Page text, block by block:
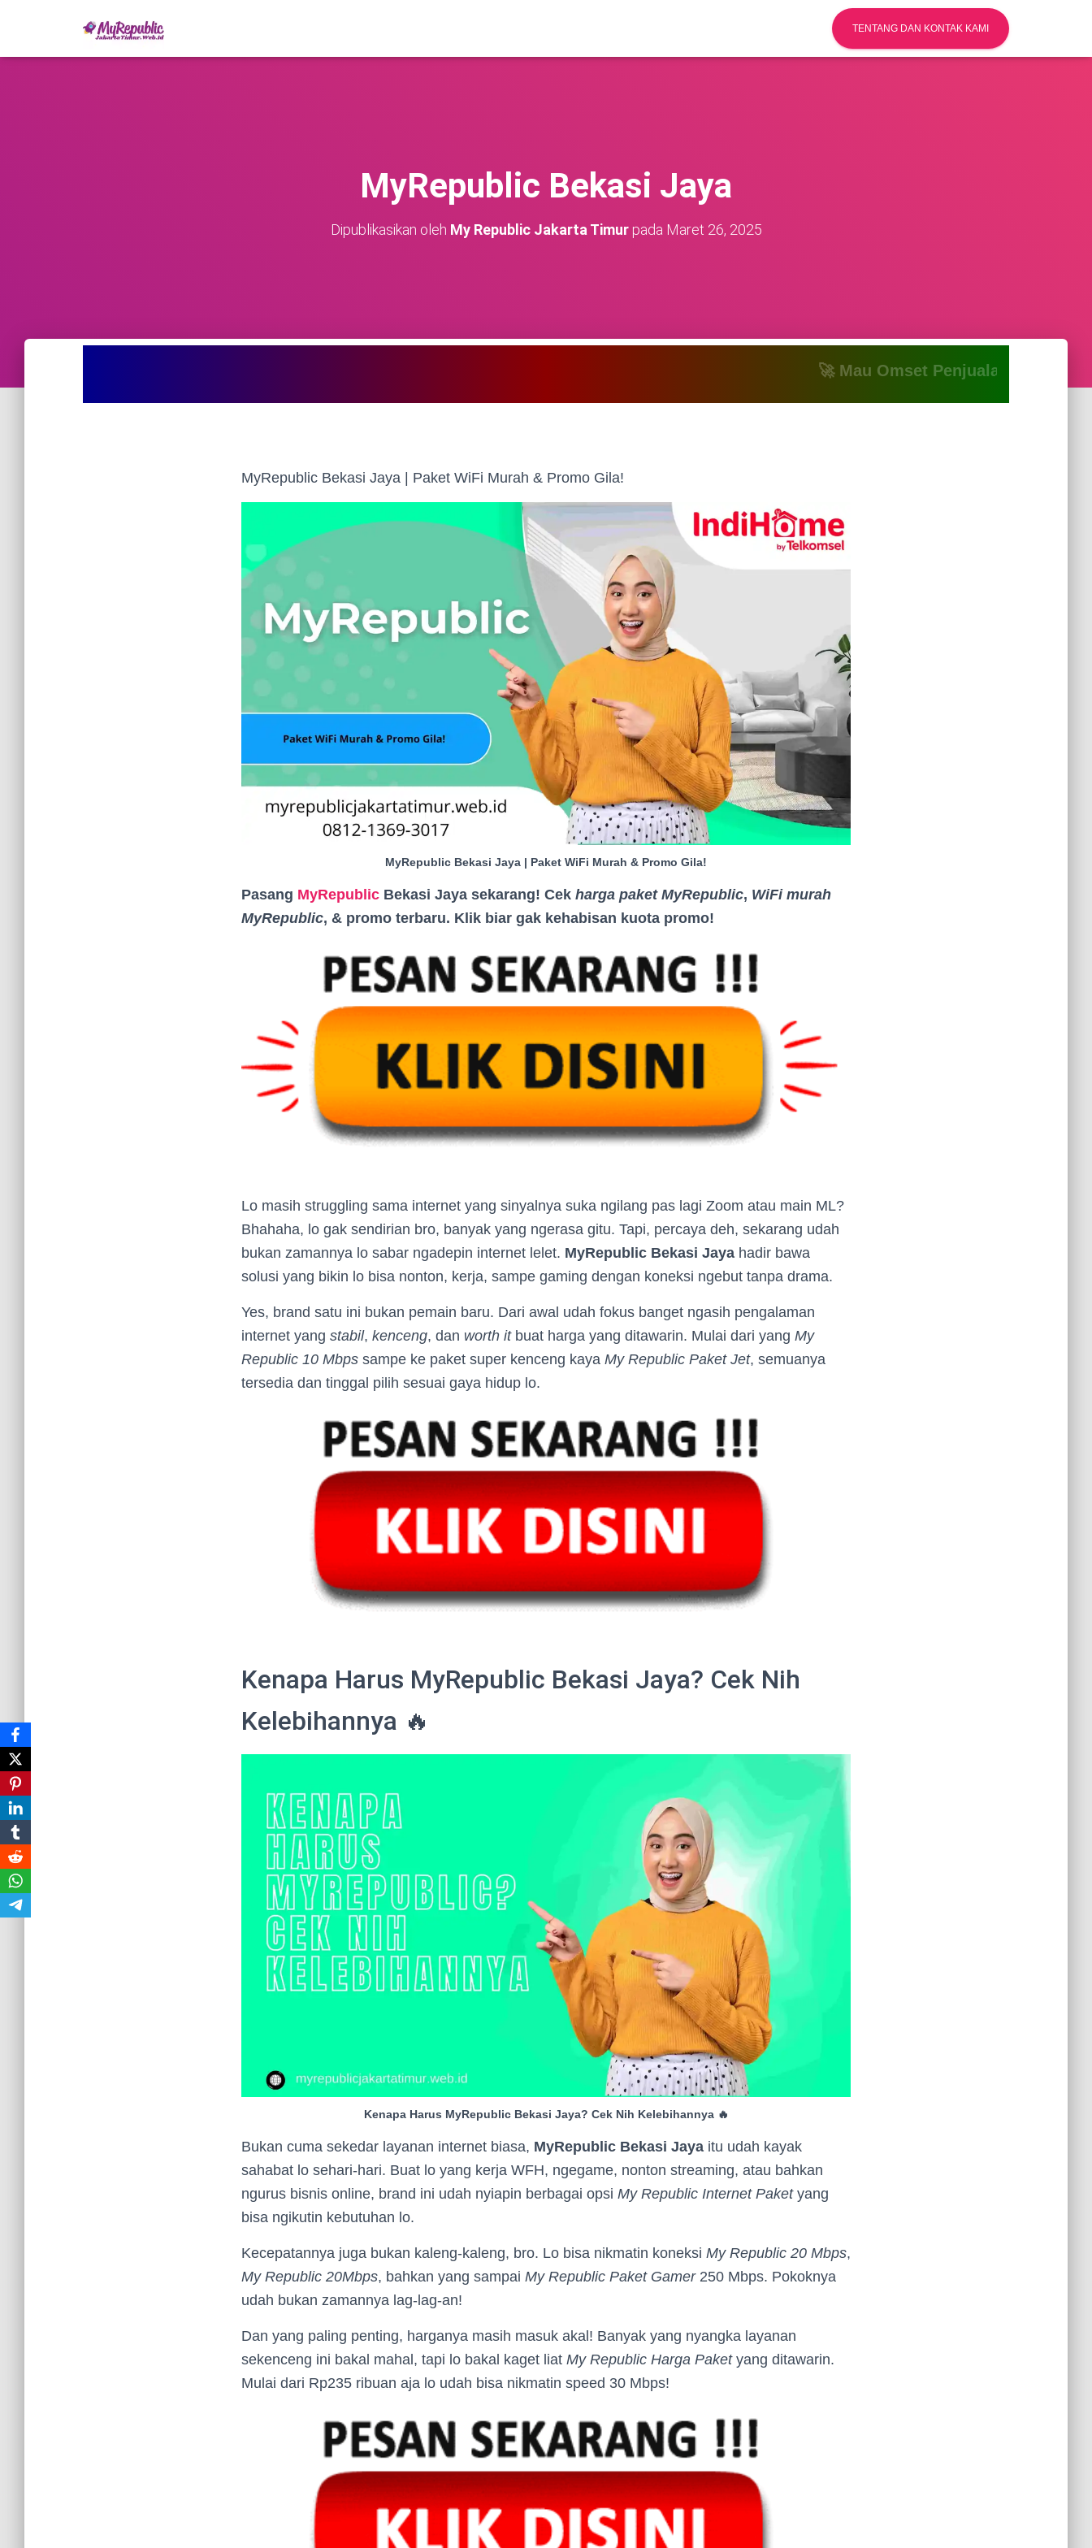
TENTANG DAN KONTAK KAMI
MyRepublic Bekasi Jaya
Dipublikasikan oleh My Republic Jakarta Timurpada Maret 26, 2025
🚀 Mau Omset Penjualan Naik? Atau
MyRepublic Bekasi Jaya | Paket WiFi Murah & Promo Gila!
MyRepublic Bekasi Jaya | Paket WiFi Murah & Promo Gila!
Pasang MyRepublic Bekasi Jaya sekarang! Cek harga paket MyRepublic, WiFi murah
MyRepublic, & promo terbaru. Klik biar gak kehabisan kuota promo!
Lo masih struggling sama internet yang sinyalnya suka ngilang pas lagi Zoom atau main ML?
Bhahaha, lo gak sendirian bro, banyak yang ngerasa gitu. Tapi, percaya deh, sekarang udah
bukan zamannya lo sabar ngadepin internet lelet. MyRepublic Bekasi Jaya hadir bawa
solusi yang bikin lo bisa nonton, kerja, sampe gaming dengan koneksi ngebut tanpa drama.
Yes, brand satu ini bukan pemain baru. Dari awal udah fokus banget ngasih pengalaman
internet yang stabil, kenceng, dan worth itbuat harga yang ditawarin. Mulai dari yang My
Republic 10 Mbps sampe ke paket super kenceng kaya My Republic Paket Jet, semuanya
tersedia dan tinggal pilih sesuai gaya hidup lo.
Kenapa Harus MyRepublic Bekasi Jaya? Cek Nih
Kelebihannya 🔥
Kenapa Harus MyRepublic Bekasi Jaya? Cek Nih Kelebihannya 🔥
Bukan cuma sekedar layanan internet biasa, MyRepublic Bekasi Jaya itu udah kayak
sahabat lo sehari-hari. Buat lo yang kerja WFH, ngegame, nonton streaming, atau bahkan
ngurus bisnis online, brand ini udah nyiapin berbagai opsi My Republic Internet Paketyang
bisa ngikutin kebutuhan lo.
Kecepatannya juga bukan kaleng-kaleng, bro. Lo bisa nikmatin koneksi My Republic 20 Mbps,
My Republic 20Mbps, bahkan yang sampai My Republic Paket Gamer250 Mbps. Pokoknya
udah bukan zamannya lag-lag-an!
Dan yang paling penting, harganya masih masuk akal! Banyak yang nyangka layanan
sekenceng ini bakal mahal, tapi lo bakal kaget liat My Republic Harga Paketyang ditawarin.
Mulai dari Rp235 ribuan aja lo udah bisa nikmatin speed 30 Mbps!